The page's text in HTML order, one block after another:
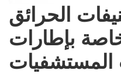
الحرائق
بإطارات
المستشفيات